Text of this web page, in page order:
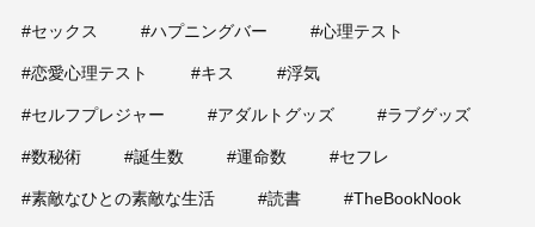
#セックス #ハプニングバー #心理テスト
#恋愛心理テスト #キス #浮気
#セルフプレジャー #アダルトグッズ #ラブグッズ
#数秘術 #誕生数 #運命数 #セフレ
#素敵なひとの素敵な生活 #読書 #TheBookNook